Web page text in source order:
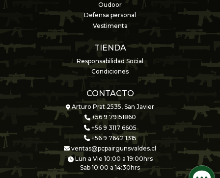
Oudoor
Defensa personal
Vestimenta
TIENDA
Responsabilidad Social
Condiciones
CONTACTO
Arturo Prat 2535, San Javier
+56 9 79151860
+56 9 3117 6605
+56 9 7642 1315
ventas@pcpairgunsvaldes.cl
Lun a Vie 10:00 a 19:00hrs
Sab 10:00 a 14:30hrs